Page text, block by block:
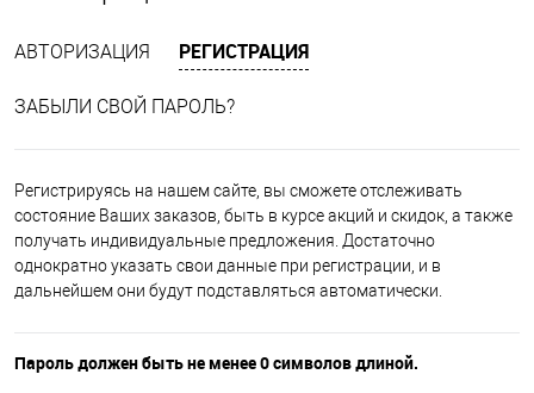
АВТОРИЗАЦИЯ РЕГИСТРАЦИЯ
ЗАБЫЛИ СВОЙ ПАРОЛЬ?
Регистрируясь на нашем сайте, вы сможете отслеживать
состояние Ваших заказов, быть в курсе акций и скидок, а также
получать индивидуальные предложения. Достаточно
однократно указать свои данные при регистрации, и в
дальнейшем они будут подставляться автоматически.
Пароль должен быть не менее 0 символов длиной.